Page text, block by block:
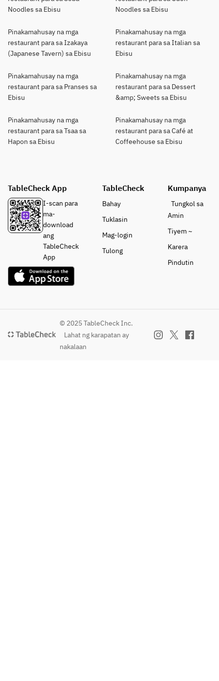
Noodles sa Ebisu
Noodles sa Ebisu
Pinakamahusay na mga
restaurant para sa Izakaya
(Japanese Tavern) sa Ebisu
Pinakamahusay na mga
restaurant para sa Italian sa
Ebisu
Pinakamahusay na mga
restaurant para sa Pranses sa
Ebisu
Pinakamahusay na mga
restaurant para sa Dessert
&amp; Sweets sa Ebisu
Pinakamahusay na mga
restaurant para sa Tsaa sa
Hapon sa Ebisu
Pinakamahusay na mga
restaurant para sa Café at
Coffeehouse sa Ebisu
TableCheck App
I-scan para
ma-
download
ang
TableCheck
App
TableCheck
Bahay
Tuklasin
Mag-login
Tulong
Kumpanya
Tungkol sa
Amin
Tiyem ~
Karera
Pindutin
© 2025 TableCheck Inc.
Lahat ng karapatan ay
nakalaan